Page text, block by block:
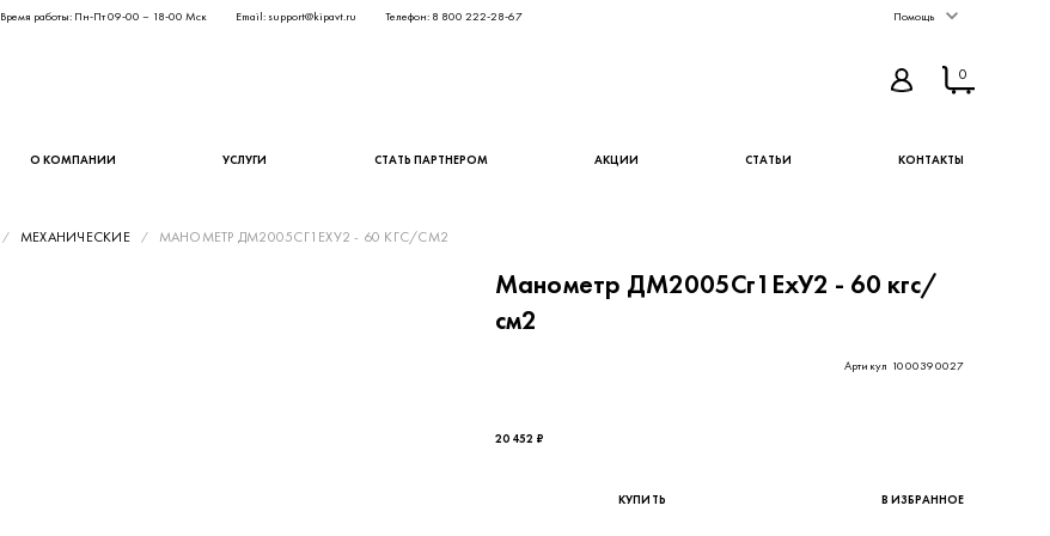
Время работы: Пн-Пт 09-00 – 18-00 Мск Email: support@kipavt.ru Телефон: 8 800 222-28-67 Помощь
0
О КОМПАНИИ УСЛУГИ СТАТЬ ПАРТНЕРОМ АКЦИИ СТАТЬИ КОНТАКТЫ
МЕХАНИЧЕСКИЕ МАНОМЕТР ДМ2005СГ1ЕХУ2 - 60 КГС/СМ2
Манометр ДМ2005Сг1ЕхУ2 - 60 кгс/
см2
Артикул 1000390027
16 763,93 ₽ - цена без НДС